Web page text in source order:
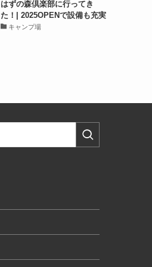
はずの森倶楽部に行ってき
た！| 2025OPENで設備も充実
キャンプ場